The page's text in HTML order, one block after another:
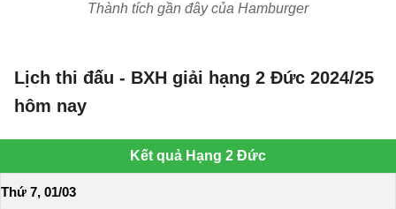
Thành tích gần đây của Hamburger
Lịch thi đấu - BXH giải hạng 2 Đức 2024/25
hôm nay